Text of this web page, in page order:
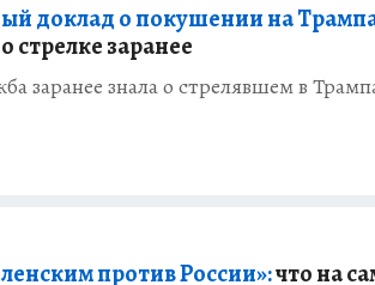
доклад о покушении на
стрелке заранее
заранее знала о стрелявшем в
против России»:что на